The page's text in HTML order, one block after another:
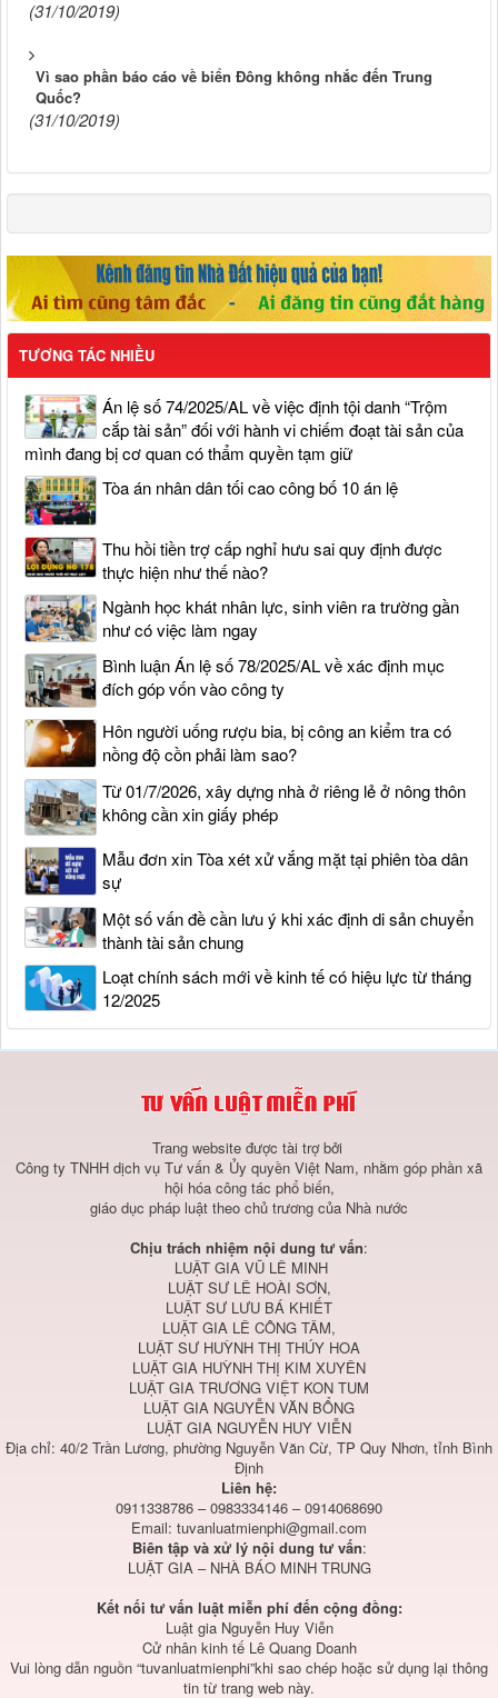
(31/10/2019)
Vì sao phần báo cáo về biển Đông không nhắc đến Trung
Quốc?
(31/10/2019)
TƯƠNG TÁC NHIỀU
Án lệ số 74/2025/AL về việc định tội danh “Trộm
cắp tài sản” đối với hành vi chiếm đoạt tài sản của
mình đang bị cơ quan có thẩm quyền tạm giữ
Tòa án nhân dân tối cao công bố 10 án lệ
Thu hồi tiền trợ cấp nghỉ hưu sai quy định được
thực hiện như thế nào?
Ngành học khát nhân lực, sinh viên ra trường gần
như có việc làm ngay
Bình luận Án lệ số 78/2025/AL về xác định mục
đích góp vốn vào công ty
Hôn người uống rượu bia, bị công an kiểm tra có
nồng độ cồn phải làm sao?
Từ 01/7/2026, xây dựng nhà ở riêng lẻ ở nông thôn
không cần xin giấy phép
Mẫu đơn xin Tòa xét xử vắng mặt tại phiên tòa dân
sự
Một số vấn đề cần lưu ý khi xác định di sản chuyển
thành tài sản chung
Loạt chính sách mới về kinh tế có hiệu lực từ tháng
12/2025
Trang website được tài trợ bởi
Công ty TNHH dịch vụ Tư vấn & Ủy quyền Việt Nam, nhằm góp phần xã
hội hóa công tác phổ biến,
giáo dục pháp luật theo chủ trương của Nhà nước
Chịu trách nhiệm nội dung tư vấn:
LUẬT GIA VŨ LÊ MINH
LUẬT SƯ LÊ HOÀI SƠN,
LUẬT SƯ LƯU BÁ KHIẾT
LUẬT GIA LÊ CÔNG TÂM,
LUẬT SƯ HUỲNH THỊ THÚY HOA
LUẬT GIA HUỲNH THỊ KIM XUYÊN
LUẬT GIA TRƯƠNG VIỆT KON TUM
LUẬT GIA NGUYỄN VĂN BỔNG
LUẬT GIA NGUYỄN HUY VIỄN
Địa chỉ: 40/2 Trần Lương, phường Nguyễn Văn Cừ, TP Quy Nhơn, tỉnh Bình
Định
Liên hệ:
0911338786 – 0983334146 – 0914068690
Email: tuvanluatmienphi@gmail.com
Biên tập và xử lý nội dung tư vấn:
LUẬT GIA – NHÀ BÁO MINH TRUNG
Kết nối tư vấn luật miễn phí đến cộng đồng:
Luật gia Nguyễn Huy Viễn
Cử nhân kinh tế Lê Quang Doanh
Vui lòng dẫn nguồn “tuvanluatmienphi”khi sao chép hoặc sử dụng lại thông
tin từ trang web này.